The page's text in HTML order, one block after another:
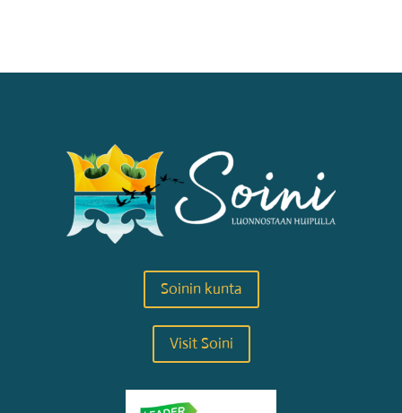
Soinin kunta
Visit Soini